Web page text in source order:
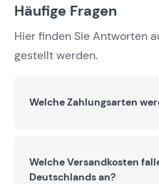
Häufige Fragen
Hier finden Sie Antworten
gestellt werden.
Welche Zahlungsarten
Welche Versandkosten
Deutschlands an?